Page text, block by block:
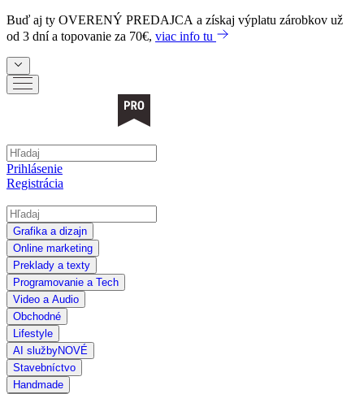
Buď aj ty OVERENÝ PREDAJCA a získaj výplatu zárobkov už
od 3 dní a topovanie za 70€, viac info tu
Prihlásenie
Registrácia
Grafika a dizajn
Online marketing
Preklady a texty
Programovanie a Tech
Video a Audio
Obchodné
Lifestyle
AI službyNOVÉ
Stavebníctvo
Handmade